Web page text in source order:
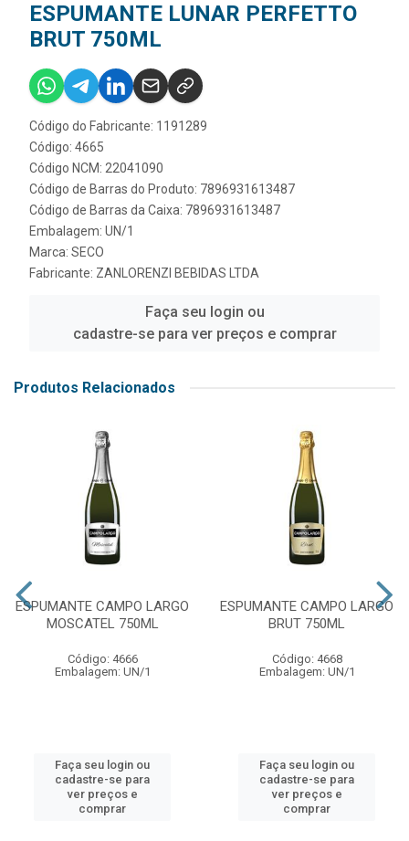
ESPUMANTE LUNAR PERFETTO
BRUT 750ML
Código do Fabricante: 1191289
Código: 4665
Código NCM: 22041090
Código de Barras do Produto: 7896931613487
Código de Barras da Caixa: 7896931613487
Embalagem: UN/1
Marca: SECO
Fabricante: ZANLORENZI BEBIDAS LTDA
Faça seu login ou
cadastre-se para ver preços e comprar
Produtos Relacionados
ESPUMANTE CAMPO LARGO
MOSCATEL 750ML
Código: 4666
Embalagem: UN/1
Faça seu login ou
cadastre-se para
ver preços e
comprar
ESPUMANTE CAMPO LARGO
BRUT 750ML
Código: 4668
Embalagem: UN/1
Faça seu login ou
cadastre-se para
ver preços e
comprar